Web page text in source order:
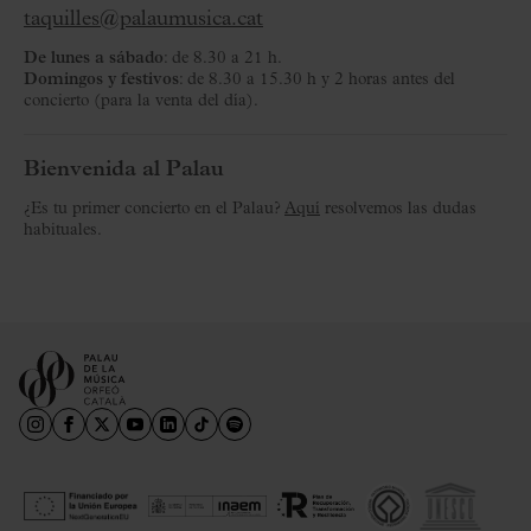
taquilles@palaumusica.cat
De lunes a sábado: de 8.30 a 21 h.
Domingos y festivos: de 8.30 a 15.30 h y 2 horas antes del
concierto (para la venta del día).
Bienvenida al Palau
¿Es tu primer concierto en el Palau? Aquí resolvemos las dudas
habituales.